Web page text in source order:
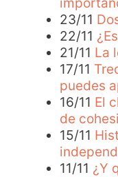
23/11
22/11
21/11 La
17/11
puedes
16/11 El
de
15/11
11/11 ¿Y